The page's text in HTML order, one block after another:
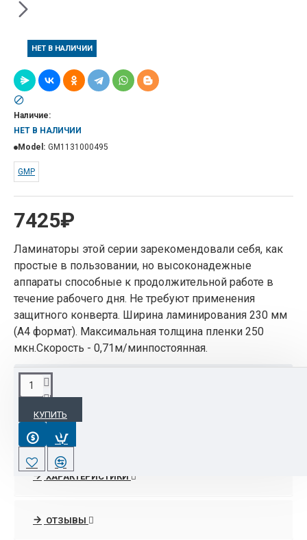
НЕТ В НАЛИЧИИ
7425₽
Наличие:
НЕТ В НАЛИЧИИ
Model: GM1131000495
GMP
Ламинаторы этой серии зарекомендовали себя, как
простые в пользовании, но высоконадежные
аппараты способные к продолжительной работе в
течение рабочего дня. Не требуют применения
защитного конверта. Ширина ламинирования 230 мм
(А4 формат). Максимальная толщина пленки 250
мкн.Скорость - 0,71м/минпостоянная.
КУПИТЬ
ОПИСАНИЕ
Ламинаторы этой серии зарекомендовали себя,
как простые в пользовании, но
высоконадежные аппараты способные к
продолжительной работе в течение рабочего дня.
Максимальная толщина пленки 250 мкн.Скорость
ХАРАКТЕРИСТИКИ
ОТЗЫВЫ